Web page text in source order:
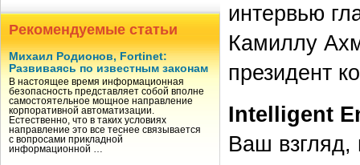
Рекомендуемые статьи
Михаил Родионов, Fortinet:
Развиваясь по известным законам
В настоящее время информационная
безопасность представляет собой вполне
самостоятельное мощное направление
корпоративной автоматизации.
Естественно, что в таких условиях
направление это все теснее связывается
с вопросами прикладной
информационной …
интервью
Камиллу
президент
Intelligent
Ваш взгляд,